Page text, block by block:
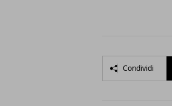
Condividi